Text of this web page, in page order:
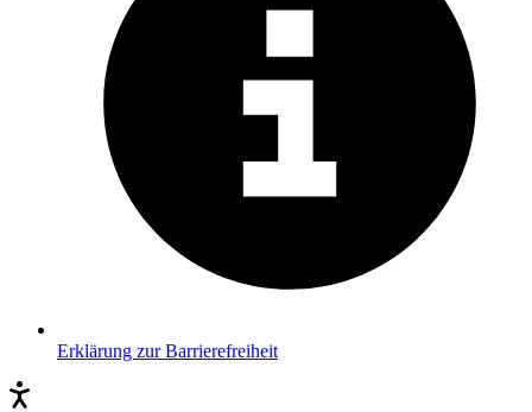
Erklärung zur Barrierefreiheit